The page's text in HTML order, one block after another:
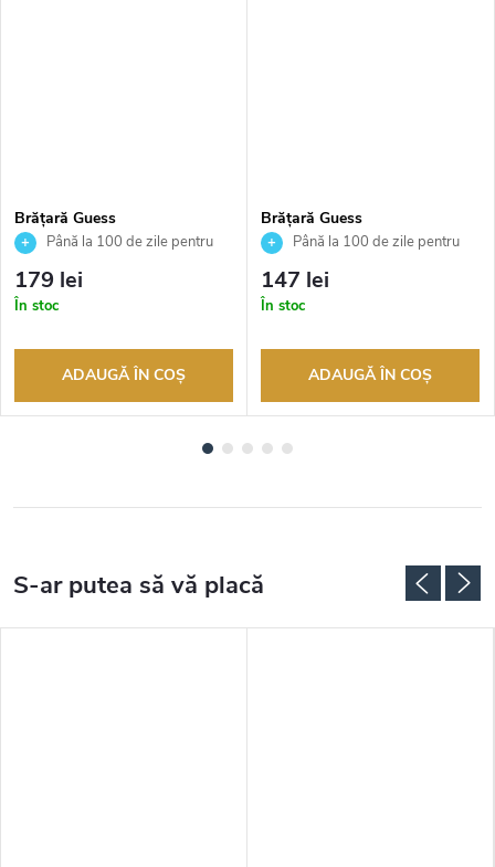
Brățară Guess
JUBB05237JWRHS
Până la 100 de zile pentru
returnarea bunurilor. Vânzător
autorizat
179 lei
În stoc
ADAUGĂ ÎN COŞ
Brățară Guess
JUBB04163JWRHS
Până la 100 de zile pentru
returnarea bunurilor. Vânzător
autorizat
147 lei
În stoc
ADAUGĂ ÎN COŞ